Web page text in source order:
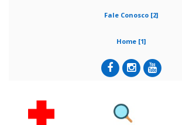
Fale Conosco [2]
Home [1]